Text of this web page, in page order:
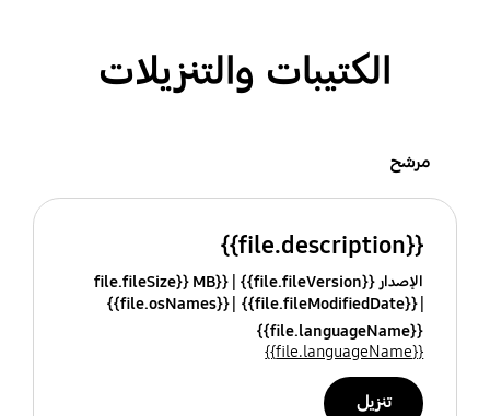
الكتيبات والتنزيلات
مرشح
{{file.description}}
الإصدار {{file.fileVersion}}
{{file.fileSize}} MB
{{file.fileModifiedDate}}
{{file.osNames}}
{{file.languageName}}
{{file.languageName}}
تنزيل